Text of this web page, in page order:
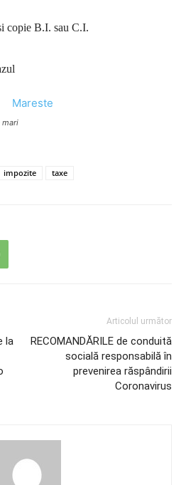
copie B.I. sau C.I.
mari
impozite taxe
la
Articolul următor
RECOMANDĂRILE de conduită
socială responsabilă în
prevenirea răspândirii
Coronavirus